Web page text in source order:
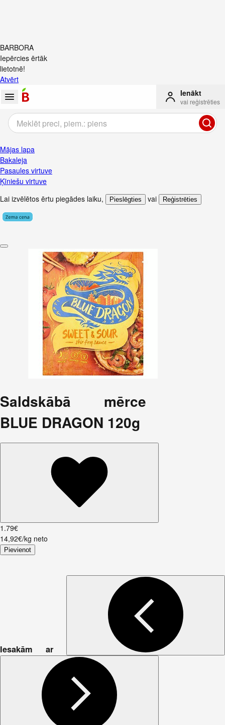
BARBORA
Iepērcies ērtāk
lietotnē!
Atvērt
Ienākt
vai reģistrēties
Mājas lapa
Bakaleja
Pasaules virtuve
Ķīniešu virtuve
Lai izvēlētos ērtu piegādes laiku, Pieslēgties vai Reģistrēties
Saldskābā mērce
BLUE DRAGON 120g
1 .79€
14,92€/kg neto
Pievienot
Iesakām ar